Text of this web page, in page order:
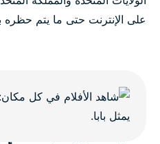
على الإنترنت حتى ما يتم حظره